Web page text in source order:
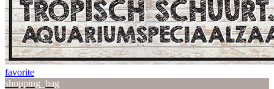
favorite
shopping_bag